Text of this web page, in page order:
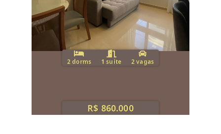
2 dorms 1 suíte 2 vagas
R$ 860.000